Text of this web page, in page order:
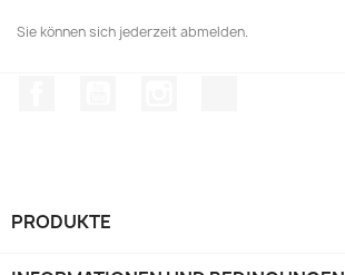
Sie können sich jederzeit abmelden.
PRODUKTE